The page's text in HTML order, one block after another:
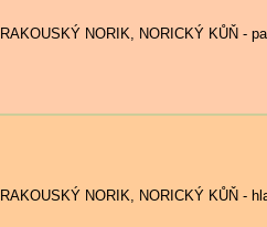
RAKOUSKÝ NORIK, NORICKÝ KŮŇ -
RAKOUSKÝ NORIK, NORICKÝ KŮŇ -